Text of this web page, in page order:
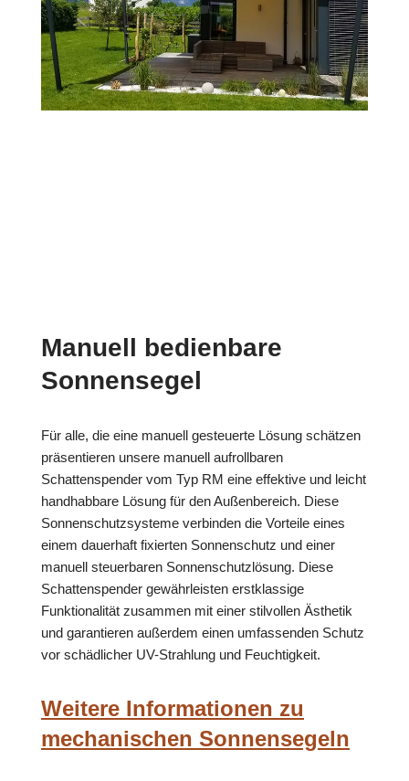
Manuell bedienbare
Sonnensegel
Für alle, die eine manuell gesteuerte Lösung schätzen
präsentieren unsere manuell aufrollbaren
Schattenspender vom Typ RM eine effektive und leicht
handhabbare Lösung für den Außenbereich. Diese
Sonnenschutzsysteme verbinden die Vorteile eines
einem dauerhaft fixierten Sonnenschutz und einer
manuell steuerbaren Sonnenschutzlösung. Diese
Schattenspender gewährleisten erstklassige
Funktionalität zusammen mit einer stilvollen Ästhetik
und garantieren außerdem einen umfassenden Schutz
vor schädlicher UV-Strahlung und Feuchtigkeit.
Weitere Informationen zu
mechanischen Sonnensegeln